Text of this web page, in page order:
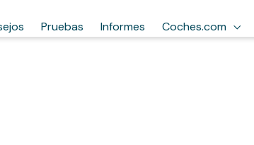
Pruebas Informes Coches.com